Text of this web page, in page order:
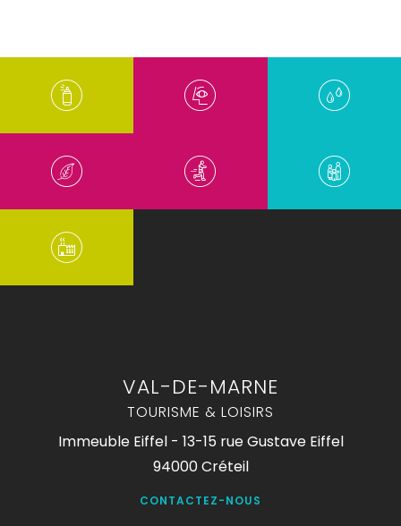
VAL-DE-MARNE
TOURISME & LOISIRS
Immeuble Eiffel - 13-15 rue Gustave Eiffel
94000 Créteil
CONTACTEZ-NOUS